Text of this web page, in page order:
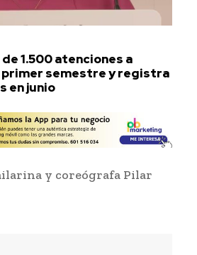
1.500 atenciones a
semestre y registra
en junio
y coreógrafa Pilar